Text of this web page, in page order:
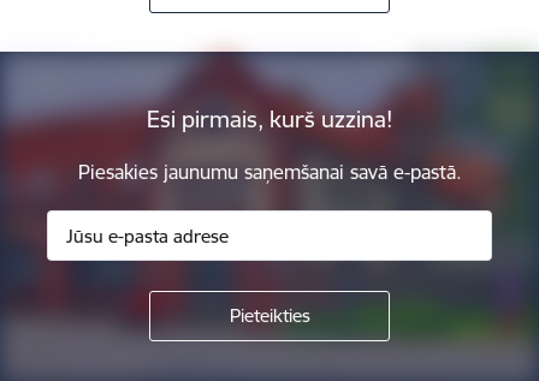
Esi pirmais, kurš uzzina!
Piesakies jaunumu saņemšanai savā e-pastā.